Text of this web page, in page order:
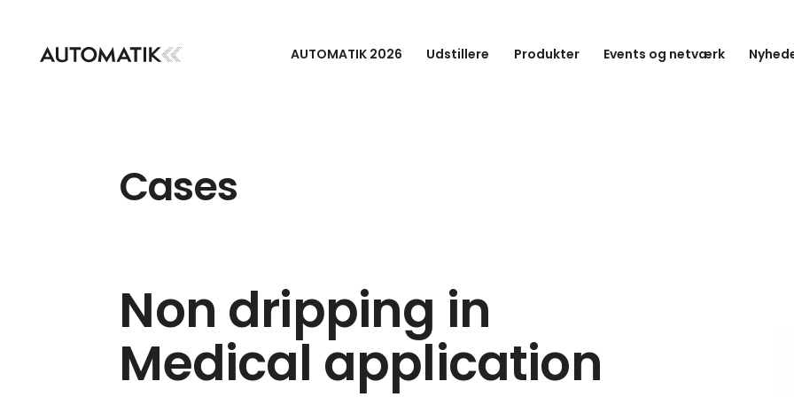
AUTOMATIK 2026 Udstillere Produkter Events og netværk
Cases
Non dripping in
Medical application